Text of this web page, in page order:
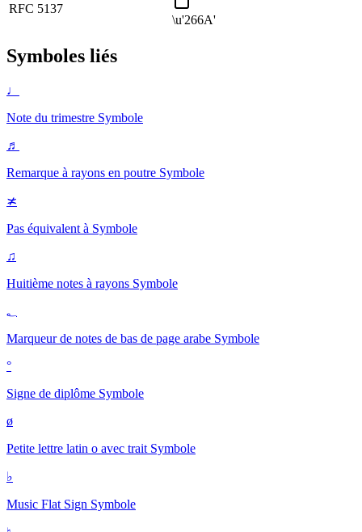
RFC 5137
\u'266A'
Symboles liés
♩
Note du trimestre Symbole
♬
Remarque à rayons en poutre Symbole
≭
Pas équivalent à Symbole
♫
Huitième notes à rayons Symbole
؂
Marqueur de notes de bas de page arabe Symbole
°
Signe de diplôme Symbole
ø
Petite lettre latin o avec trait Symbole
♭
Music Flat Sign Symbole